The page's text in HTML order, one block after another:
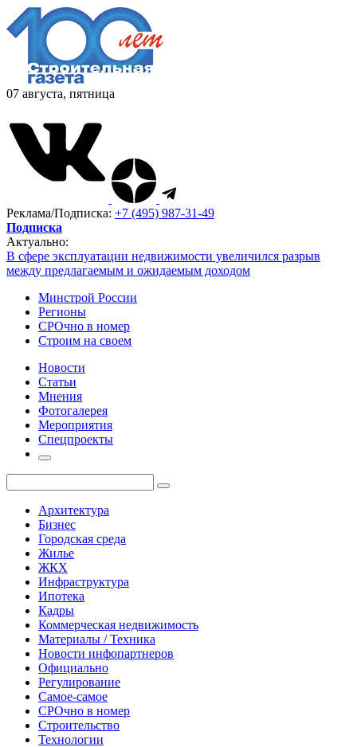
07 августа, пятница
Реклама/Подписка: +7 (495) 987-31-49
Подписка
Актуально:
В сфере эксплуатации недвижимости увеличился разрыв
между предлагаемым и ожидаемым доходом
Минстрой России
Регионы
СРОчно в номер
Строим на своем
Новости
Статьи
Мнения
Фотогалерея
Мероприятия
Спецпроекты
Архитектура
Бизнес
Городская среда
Жилье
ЖКХ
Инфраструктура
Ипотека
Кадры
Коммерческая недвижимость
Материалы / Техника
Новости инфопартнеров
Официально
Регулирование
Самое-самое
СРОчно в номер
Строительство
Технологии